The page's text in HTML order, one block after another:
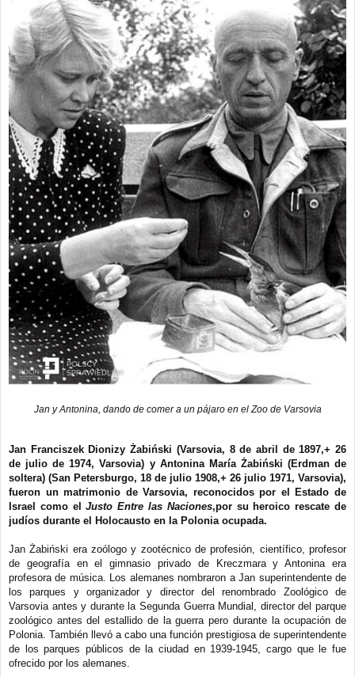
Jan y Antonina, dando de comer a un pájaro en el Zoo de Varsovia
Jan Franciszek Dionizy Żabiński (Varsovia, 8 de abril de 1897,+ 26
de julio de 1974, Varsovia) y Antonina María Żabiński (Erdman de
soltera) (San Petersburgo, 18 de julio 1908,+ 26 julio 1971, Varsovia),
fueron un matrimonio de Varsovia, reconocidos por el Estado de
Israel como elJusto Entre las Naciones,por su heroico rescate de
judíos durante el Holocausto en la Polonia ocupada.
Jan Żabiński era zoólogo y zootécnico de profesión, científico, profesor
de geografía en el gimnasio privado de Kreczmara y Antonina era
profesora de música. Los alemanes nombraron a Jan superintendente de
los parques y organizador y director del renombrado Zoológico de
Varsovia antes y durante la Segunda Guerra Mundial, director del parque
zoológico antes del estallido de la guerra pero durante la ocupación de
Polonia. También llevó a cabo una función prestigiosa de superintendente
de los parques públicos de la ciudad en 1939-1945, cargo que le fue
ofrecido por los alemanes.